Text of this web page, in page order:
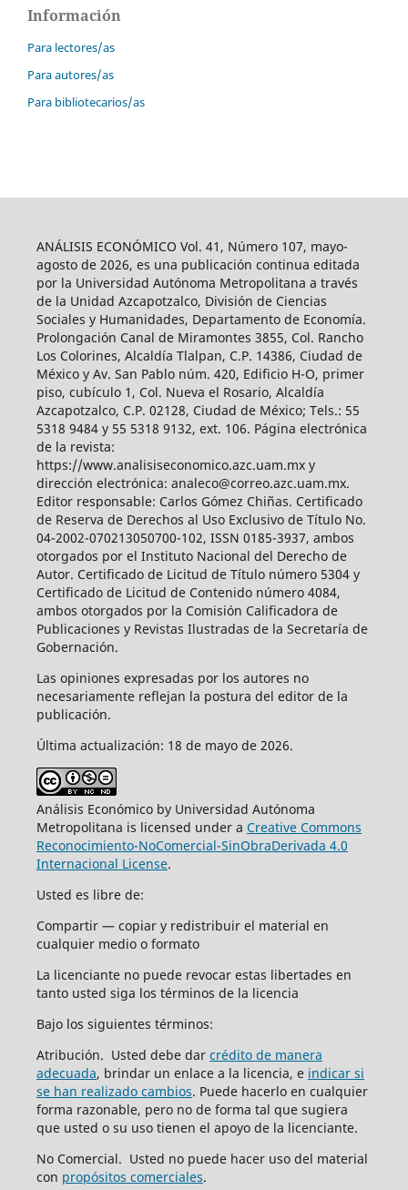
Información
Para lectores/as
Para autores/as
Para bibliotecarios/as
ANÁLISIS ECONÓMICO Vol. 41, Número 107, mayo-
agosto de 2026, es una publicación continua editada
por la Universidad Autónoma Metropolitana a través
de la Unidad Azcapotzalco, División de Ciencias
Sociales y Humanidades, Departamento de Economía.
Prolongación Canal de Miramontes 3855, Col. Rancho
Los Colorines, Alcaldía Tlalpan, C.P. 14386, Ciudad de
México y Av. San Pablo núm. 420, Edificio H-O, primer
piso, cubículo 1, Col. Nueva el Rosario, Alcaldía
Azcapotzalco, C.P. 02128, Ciudad de México; Tels.: 55
5318 9484 y 55 5318 9132, ext. 106. Página electrónica
de la revista:
https://www.analisiseconomico.azc.uam.mx y
dirección electrónica: analeco@correo.azc.uam.mx.
Editor responsable: Carlos Gómez Chiñas. Certificado
de Reserva de Derechos al Uso Exclusivo de Título No.
04-2002-070213050700-102, ISSN 0185-3937, ambos
otorgados por el Instituto Nacional del Derecho de
Autor. Certificado de Licitud de Título número 5304 y
Certificado de Licitud de Contenido número 4084,
ambos otorgados por la Comisión Calificadora de
Publicaciones y Revistas Ilustradas de la Secretaría de
Gobernación.
Las opiniones expresadas por los autores no
necesariamente reflejan la postura del editor de la
publicación.
Última actualización: 18 de mayo de 2026.
Análisis Económico by Universidad Autónoma
Metropolitana is licensed under a Creative Commons
Reconocimiento-NoComercial-SinObraDerivada 4.0
Internacional License.
Usted es libre de:
Compartir — copiar y redistribuir el material en
cualquier medio o formato
La licenciante no puede revocar estas libertades en
tanto usted siga los términos de la licencia
Bajo los siguientes términos:
Atribución. Usted debe dar crédito de manera
adecuada, brindar un enlace a la licencia, e indicar si
se han realizado cambios. Puede hacerlo en cualquier
forma razonable, pero no de forma tal que sugiera
que usted o su uso tienen el apoyo de la licenciante.
No Comercial. Usted no puede hacer uso del material
con propósitos comerciales.